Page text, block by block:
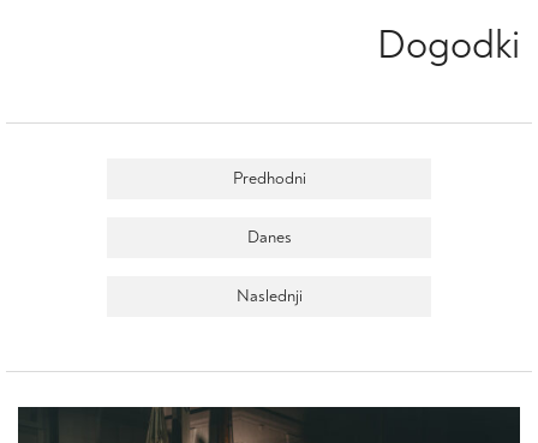
Dogodki
Predhodnidogodki
Danes
Naslednjidogodki